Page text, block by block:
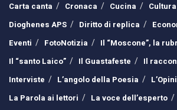
Carta canta
Cronaca Cucina
Cultura
Dioghenes APS
Diritto di replica
Eventi
FotoNotizia
Il “Moscone”, la
Il “santo Laico”
Il Guastafeste
Il
Interviste
L’angolo della Poesia
La Parola ai lettori
La voce dell’esperto